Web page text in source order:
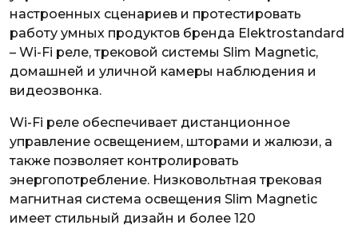
настроенных сценариев и протестировать
работу умных продуктов бренда Elektrostandard
– Wi-Fi реле, трековой системы Slim Magnetic,
домашней и уличной камеры наблюдения и
видеозвонка.
Wi-Fi реле обеспечивает дистанционное
управление освещением, шторами и жалюзи, а
также позволяет контролировать
энергопотребление. Низковольтная трековая
магнитная система освещения Slim Magnetic
имеет стильный дизайн и более 120